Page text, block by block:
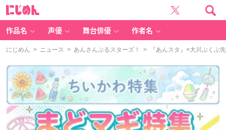
作品名 声優 舞台俳優 作者名
にじめん > ニュース > あんさんぶるスターズ！ > 『あんスタ』×大川ぶくぶ